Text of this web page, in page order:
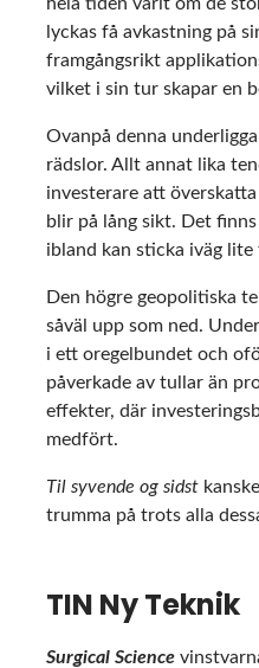
lyckas få avkastning på
framgångsrikt
vilket i sin tur skapar en
Ovanpå denna
rädslor. Allt annat lika
investerare att
blir på lång sikt. Det
ibland kan sticka iväg
Den högre geopolitiska
såväl upp som ned.
i ett oregelbundet och
påverkade av tullar än
effekter, där
medfört.
Til syvende og sidst
trumma på trots alla
TIN Ny Teknik
Surgical Science